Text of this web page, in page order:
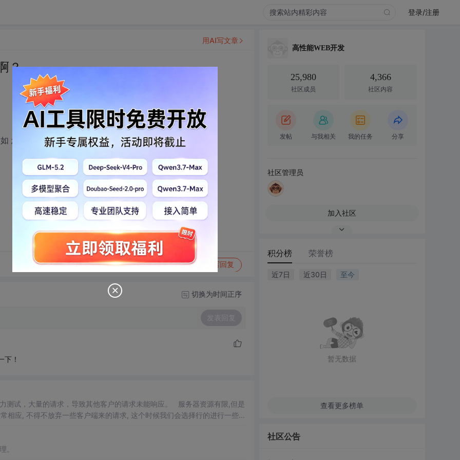
登录/注册
？
您访问过于频繁 请稍后再试？
转发到动态 举报 写回复
用AI写文章
切换为时间正序
发表回复
下！
试，大量的请求，导致其他客户的请求未能响应。 服务器资源有限,但是
相应, 不得不放弃一些客户端来的请求, 这个时候我们会选择行的进行一些N
。
高性能WEB开发
25,980
社区成员
4,366
社区内容
发帖 与我相关 我的任务 分享
社区管理员
加入社区
积分榜 荣誉榜
近7日 近30日 至今
暂无数据
查看更多榜单
社区公告